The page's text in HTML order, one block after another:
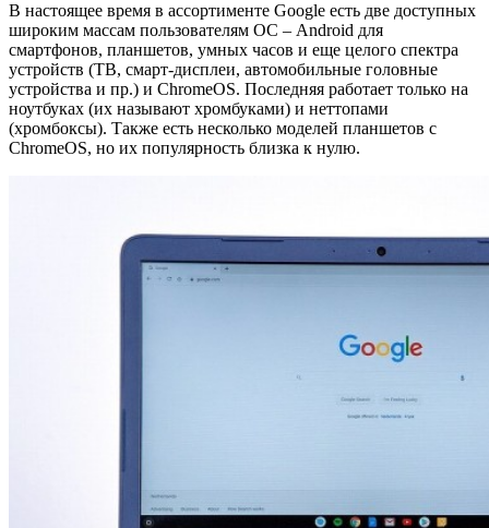
В настоящее время в ассортименте Google есть две доступных
широким массам пользователям ОС – Android для
смартфонов, планшетов, умных часов и еще целого спектра
устройств (ТВ, смарт-дисплеи, автомобильные головные
устройства и пр.) и ChromeOS. Последняя работает только на
ноутбуках (их называют хромбуками) и неттопами
(хромбоксы). Также есть несколько моделей планшетов с
ChromeOS, но их популярность близка к нулю.